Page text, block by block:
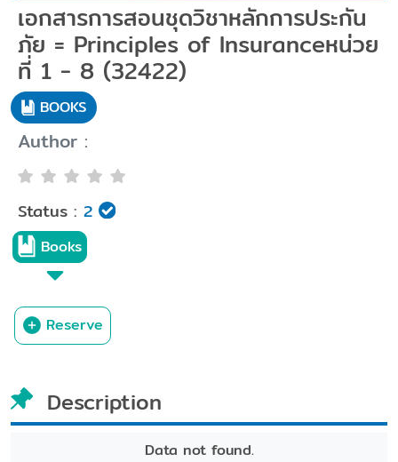
เอกสารการสอนชุดวิชาหลักการประกัน
ภัย = Principles of Insuranceหน่วย
ที่ 1 - 8 (32422)
BOOKS
Author :
Status : 2
Books
Reserve
Description
Data not found.